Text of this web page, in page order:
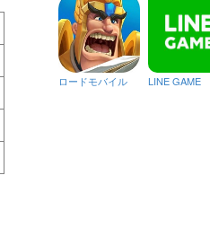
ロードモバイル LINE GAME